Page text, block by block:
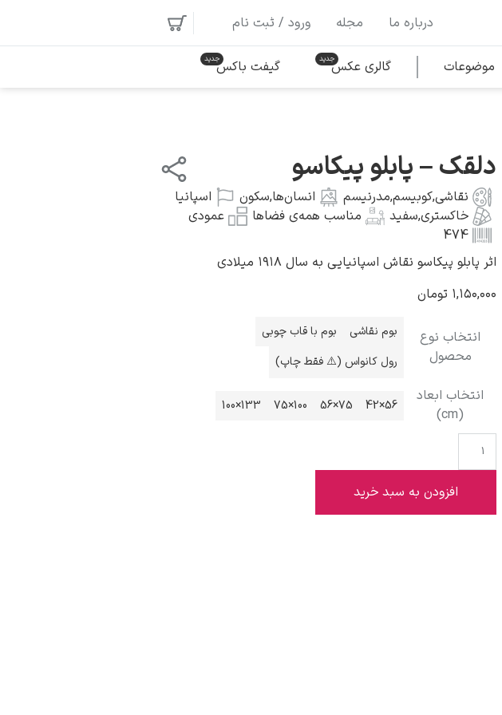
درباره ما مجله ورود / ثبت نام
موضوعات گالری عکس گیفت باکس
دلقک – پابلو پیکاسو
نقاشی,کوبیسم,مدرنیسم انسان‌ها,سکون
اسپانیا
خاکستری,سفید مناسب همه‌ی فضاها
عمودی
474
اثر پابلو پیکاسو نقاش اسپانیایی به سال ۱۹۱۸ میلادی
۱,۱۵۰,۰۰۰ تومان
انتخاب نوع
محصول
بوم نقاشی
بوم با قاب چوبی
رول کانواس (⚠️ فقط چاپ)
انتخاب ابعاد
(cm)
56×42
75×56
100×75
133×100
افزودن به سبد خرید